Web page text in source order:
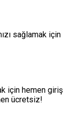
sağlamak için
için hemen giriş
ücretsiz!